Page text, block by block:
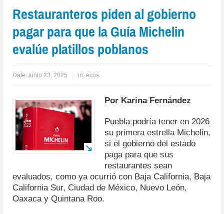
Restauranteros piden al gobierno
pagar para que la Guía Michelin
evalúe platillos poblanos
Date: junio 23, 2025 in:ecos
Por Karina Fernández
Puebla podría tener en 2026
su primera estrella Michelin,
si el gobierno del estado
paga para que sus
restaurantes sean
evaluados, como ya ocurrió con Baja California, Baja
California Sur, Ciudad de México, Nuevo León,
Oaxaca y Quintana Roo.